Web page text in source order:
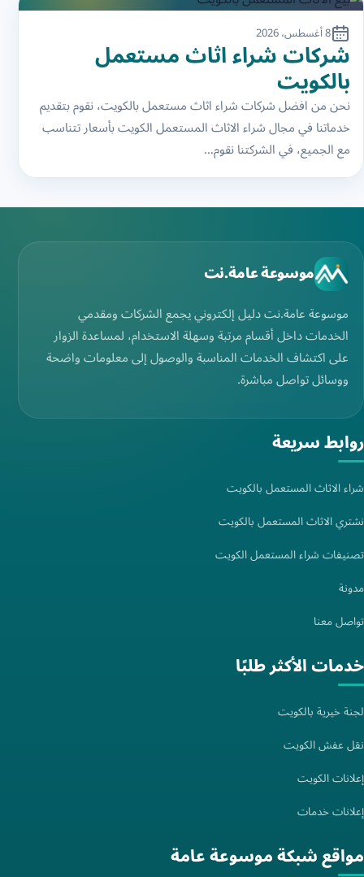
8 أغسطس، 2026
شركات شراء اثاث مستعمل
بالكويت
نحن من افضل شركات شراء اثاث مستعمل بالكويت، نقوم بتقديم
خدماتنا في مجال شراء الاثاث المستعمل الكويت بأسعار تتناسب
مع الجميع، في الشركتنا نقوم…
موسوعة عامة.نت
موسوعة عامة.نت دليل إلكتروني يجمع الشركات ومقدمي
الخدمات داخل أقسام مرتبة وسهلة الاستخدام، لمساعدة الزوار
على اكتشاف الخدمات المناسبة والوصول إلى معلومات واضحة
ووسائل تواصل مباشرة.
روابط سريعة
شراء الاثاث المستعمل بالكويت
نشتري الاثاث المستعمل بالكويت
تصنيفات شراء المستعمل الكويت
مدونة
تواصل معنا
خدمات الأكثر طلبًا
لجنة خيرية بالكويت
نقل عفش الكويت
إعلانات الكويت
إعلانات خدمات
مواقع شبكة موسوعة عامة